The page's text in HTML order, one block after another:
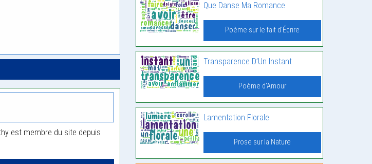
est membre du site depuis
Que Danse Ma Romance
Poème sur le fait d'Écrire
Transparence D’Un Instant
Poème d'Amour
Lamentation Florale
Prose sur la Nature